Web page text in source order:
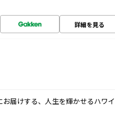
詳細を見る
届けする、人生を輝かせるハワイ